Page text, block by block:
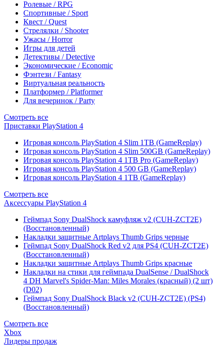
Ролевые / RPG
Спортивные / Sport
Квест / Quest
Стрелялки / Shooter
Ужасы / Horror
Игры для детей
Детективы / Detective
Экономические / Economic
Фэнтези / Fantasy
Виртуальная реальность
Платформер / Platformer
Для вечеринок / Party
Смотреть все
Приставки PlayStation 4
Игровая консоль PlayStation 4 Slim 1TB (GameReplay)
Игровая консоль PlayStation 4 Slim 500GB (GameReplay)
Игровая консоль PlayStation 4 1TB Pro (GameReplay)
Игровая консоль PlayStation 4 500 GB (GameReplay)
Игровая консоль PlayStation 4 1TB (GameReplay)
Смотреть все
Аксессуары PlayStation 4
Геймпад Sony DualShock камуфляж v2 (CUH-ZCT2E)
(Восстановленный)
Накладки защитные Artplays Thumb Grips черные
Геймпад Sony DualShock Red v2 для PS4 (CUH-ZCT2E)
(Восстановленный)
Накладки защитные Artplays Thumb Grips красные
Накладки на стики для геймпада DualSense / DualShock
4 DH Marvel's Spider-Man: Miles Morales (красный) (2 шт)
(D02)
Геймпад Sony DualShock Black v2 (CUH-ZCT2E) (PS4)
(Восстановленный)
Смотреть все
Xbox
Лидеры продаж